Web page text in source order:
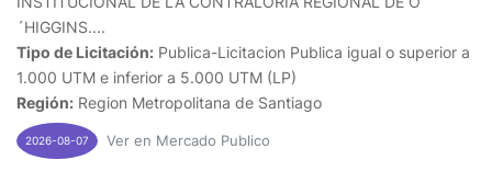
´HIGGINS....
Tipo de Licitación: Publica-Licitacion Publica igual o superior a
1.000 UTM e inferior a 5.000 UTM (LP)
Región: Region Metropolitana de Santiago
2026-08-07 Ver en Mercado Publico